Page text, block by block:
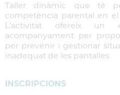
Taller dinàmic que té
competència parental en
L'activitat ofereix
acompanyament per
per prevenir i gestionar
inadequat de les pantalles.
INSCRIPCIONS